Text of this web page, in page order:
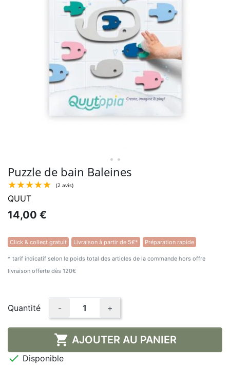
• •
Puzzle de bain Baleines
★★★★★ (2 avis)
QUUT
14,00 €
Click & collect gratuit Livraison à partir de 5€* Préparation rapide
* tarif indicatif selon le poids total des articles de la commande hors offre
livraison offerte dès 120€
Quantité - +
 AJOUTER AU PANIER
 Disponible